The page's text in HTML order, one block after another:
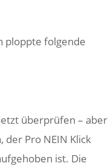
ploppte folgende
überprüfen – aber
Pro NEIN Klick
ist. Die